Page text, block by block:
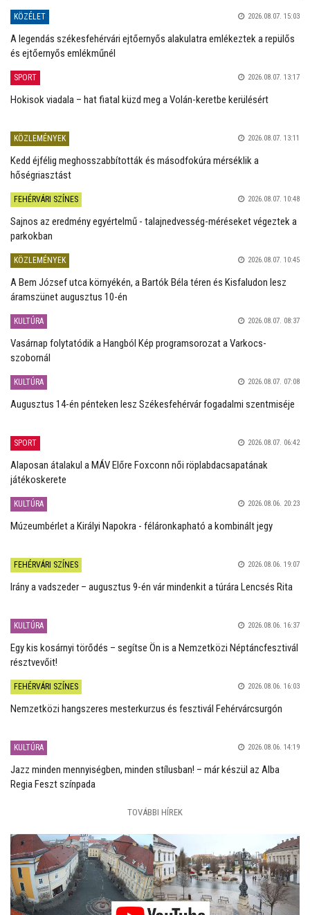
KÖZÉLET 2026.08.07. 15:03
A legendás székesfehérvári ejtőernyős alakulatra emlékeztek a repülős
és ejtőernyős emlékműnél
SPORT 2026.08.07. 13:17
Hokisok viadala – hat fiatal küzd meg a Volán-keretbe kerülésért
KÖZLEMÉNYEK 2026.08.07. 13:11
Kedd éjfélig meghosszabbították és másodfokúra mérséklik a
hőségriasztást
FEHÉRVÁRI SZÍNES 2026.08.07. 10:48
Sajnos az eredmény egyértelmű - talajnedvesség-méréseket végeztek a
parkokban
KÖZLEMÉNYEK 2026.08.07. 10:45
A Bem József utca környékén, a Bartók Béla téren és Kisfaludon lesz
áramszünet augusztus 10-én
KULTÚRA 2026.08.07. 08:37
Vasárnap folytatódik a Hangból Kép programsorozat a Varkocs-
szobornál
KULTÚRA 2026.08.07. 07:08
Augusztus 14-én pénteken lesz Székesfehérvár fogadalmi szentmiséje
SPORT 2026.08.07. 06:42
Alaposan átalakul a MÁV Előre Foxconn női röplabdacsapatának
játékoskerete
KULTÚRA 2026.08.06. 20:23
Múzeumbérlet a Királyi Napokra - féláronkapható a kombinált jegy
FEHÉRVÁRI SZÍNES 2026.08.06. 19:07
Irány a vadszeder – augusztus 9-én vár mindenkit a túrára Lencsés Rita
KULTÚRA 2026.08.06. 16:37
Egy kis kosárnyi törődés – segítse Ön is a Nemzetközi Néptáncfesztivál
résztvevőit!
FEHÉRVÁRI SZÍNES 2026.08.06. 16:03
Nemzetközi hangszeres mesterkurzus és fesztivál Fehérvárcsurgón
KULTÚRA 2026.08.06. 14:19
Jazz minden mennyiségben, minden stílusban! – már készül az Alba
Regia Feszt színpada
TOVÁBBI HÍREK